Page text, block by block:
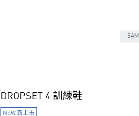
DROPSET 4 訓練鞋
NEW 新上市